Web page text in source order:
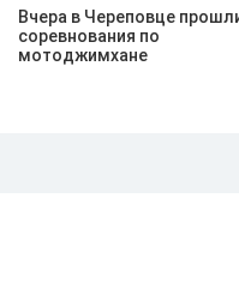
Вчера в Череповце
соревнования по
мотоджимхане